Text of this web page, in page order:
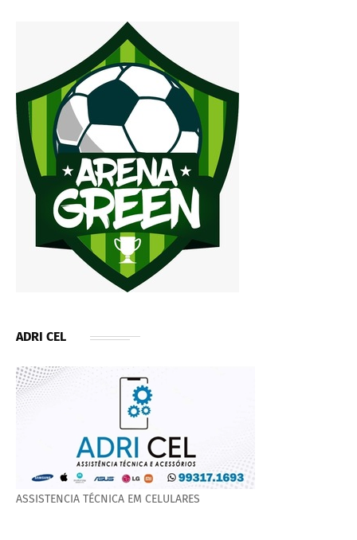
ADRI CEL
ASSISTENCIA TÉCNICA EM CELULARES